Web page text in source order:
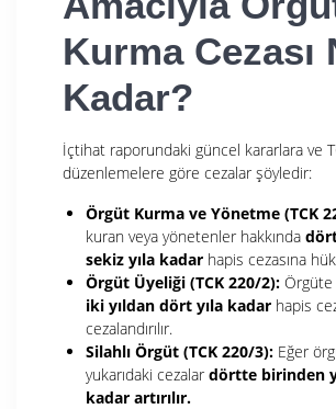
Kurma Cezası
Kadar?
İçtihat raporundaki güncel kararlara ve
düzenlemelere göre cezalar şöyledir:
Örgüt Kurma ve Yönetme (TCK
kuran veya yönetenler hakkında
sekiz yıla kadar hapis cezasına
Örgüt Üyeliği (TCK 220/2): Örgüte
iki yıldan dört yıla kadar hapis
cezalandırılır.
Silahlı Örgüt (TCK 220/3): Eğer
yukarıdaki cezalar dörtte birinden
kadar artırılır.